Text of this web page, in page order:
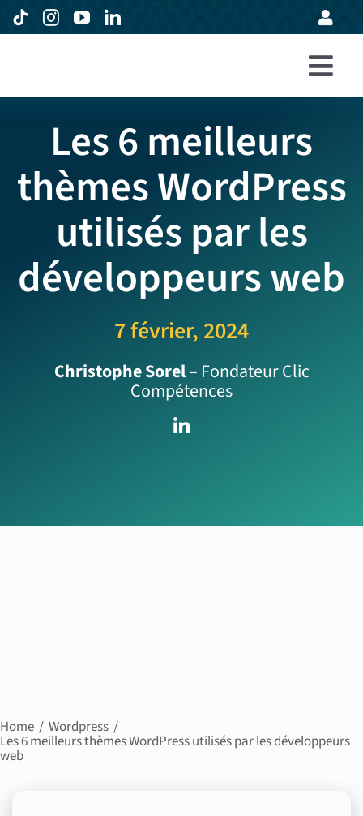
Passer
au
Formations
Entreprises
Avis
À propos
Les 6 meilleurs
thèmes WordPress
utilisés par les
développeurs web
7 février, 2024
Christophe Sorel– Fondateur Clic
Compétences
Home Wordpress
Les 6 meilleurs thèmes WordPress utilisés par les développeurs
web